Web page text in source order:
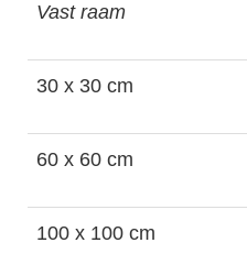
Vast raam
30 x 30 cm
60 x 60 cm
100 x 100 cm